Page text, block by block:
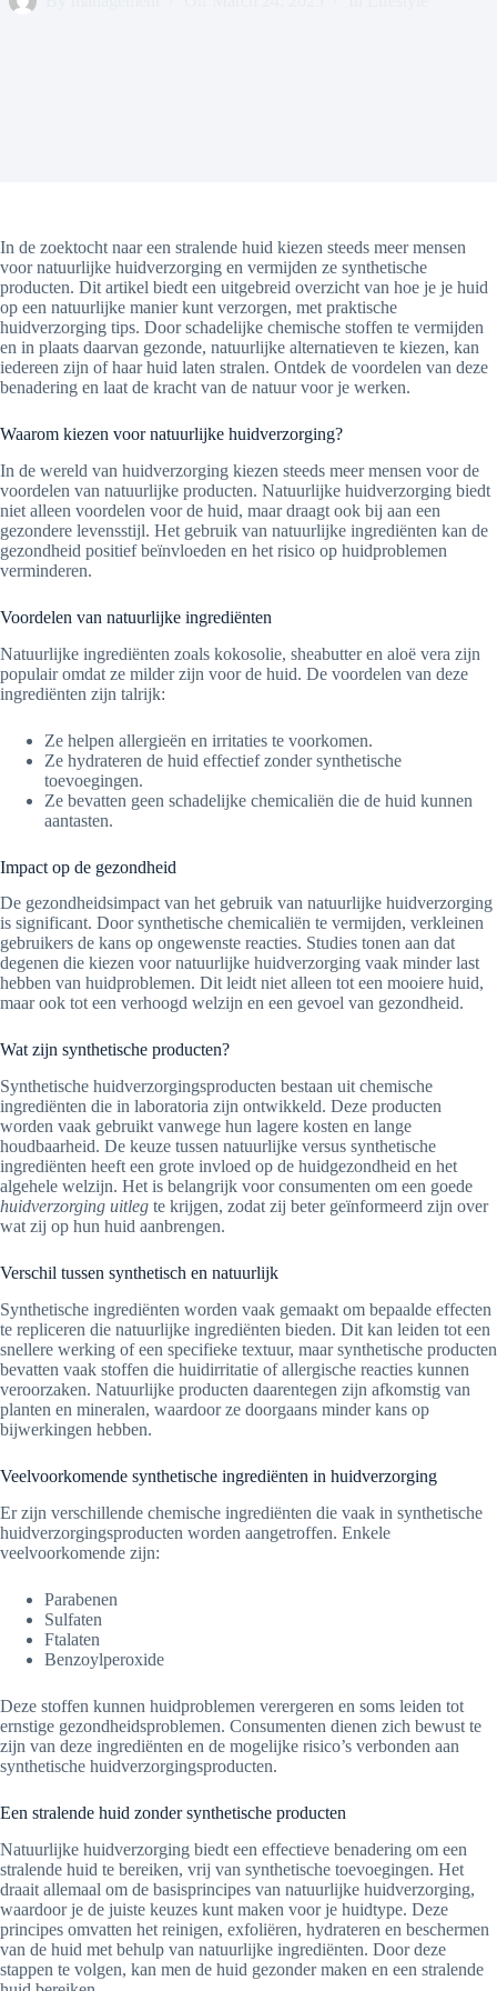
In de zoektocht naar een stralende huid kiezen steeds meer mensen
voor natuurlijke huidverzorging en vermijden ze synthetische
producten. Dit artikel biedt een uitgebreid overzicht van hoe je je huid
op een natuurlijke manier kunt verzorgen, met praktische
huidverzorging tips. Door schadelijke chemische stoffen te vermijden
en in plaats daarvan gezonde, natuurlijke alternatieven te kiezen, kan
iedereen zijn of haar huid laten stralen. Ontdek de voordelen van deze
benadering en laat de kracht van de natuur voor je werken.
Waarom kiezen voor natuurlijke huidverzorging?
In de wereld van huidverzorging kiezen steeds meer mensen voor de
voordelen van natuurlijke producten. Natuurlijke huidverzorging biedt
niet alleen voordelen voor de huid, maar draagt ook bij aan een
gezondere levensstijl. Het gebruik van natuurlijke ingrediënten kan de
gezondheid positief beïnvloeden en het risico op huidproblemen
verminderen.
Voordelen van natuurlijke ingrediënten
Natuurlijke ingrediënten zoals kokosolie, sheabutter en aloë vera zijn
populair omdat ze milder zijn voor de huid. De voordelen van deze
ingrediënten zijn talrijk:
Ze helpen allergieën en irritaties te voorkomen.
Ze hydrateren de huid effectief zonder synthetische
toevoegingen.
Ze bevatten geen schadelijke chemicaliën die de huid kunnen
aantasten.
Impact op de gezondheid
De gezondheidsimpact van het gebruik van natuurlijke huidverzorging
is significant. Door synthetische chemicaliën te vermijden, verkleinen
gebruikers de kans op ongewenste reacties. Studies tonen aan dat
degenen die kiezen voor natuurlijke huidverzorging vaak minder last
hebben van huidproblemen. Dit leidt niet alleen tot een mooiere huid,
maar ook tot een verhoogd welzijn en een gevoel van gezondheid.
Wat zijn synthetische producten?
Synthetische huidverzorgingsproducten bestaan uit chemische
ingrediënten die in laboratoria zijn ontwikkeld. Deze producten
worden vaak gebruikt vanwege hun lagere kosten en lange
houdbaarheid. De keuze tussen natuurlijke versus synthetische
ingrediënten heeft een grote invloed op de huidgezondheid en het
algehele welzijn. Het is belangrijk voor consumenten om een goede
huidverzorging uitleg te krijgen, zodat zij beter geïnformeerd zijn over
wat zij op hun huid aanbrengen.
Verschil tussen synthetisch en natuurlijk
Synthetische ingrediënten worden vaak gemaakt om bepaalde effecten
te repliceren die natuurlijke ingrediënten bieden. Dit kan leiden tot een
snellere werking of een specifieke textuur, maar synthetische producten
bevatten vaak stoffen die huidirritatie of allergische reacties kunnen
veroorzaken. Natuurlijke producten daarentegen zijn afkomstig van
planten en mineralen, waardoor ze doorgaans minder kans op
bijwerkingen hebben.
Veelvoorkomende synthetische ingrediënten in huidverzorging
Er zijn verschillende chemische ingrediënten die vaak in synthetische
huidverzorgingsproducten worden aangetroffen. Enkele
veelvoorkomende zijn:
Parabenen
Sulfaten
Ftalaten
Benzoylperoxide
Deze stoffen kunnen huidproblemen verergeren en soms leiden tot
ernstige gezondheidsproblemen. Consumenten dienen zich bewust te
zijn van deze ingrediënten en de mogelijke risico’s verbonden aan
synthetische huidverzorgingsproducten.
Een stralende huid zonder synthetische producten
Natuurlijke huidverzorging biedt een effectieve benadering om een
stralende huid te bereiken, vrij van synthetische toevoegingen. Het
draait allemaal om de basisprincipes van natuurlijke huidverzorging,
waardoor je de juiste keuzes kunt maken voor je huidtype. Deze
principes omvatten het reinigen, exfoliëren, hydrateren en beschermen
van de huid met behulp van natuurlijke ingrediënten. Door deze
stappen te volgen, kan men de huid gezonder maken en een stralende